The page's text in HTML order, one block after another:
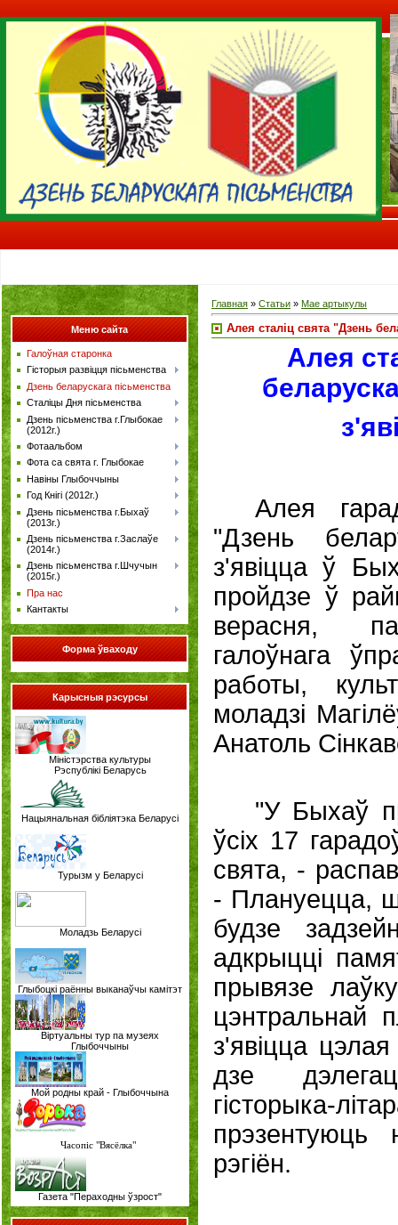
Меню сайта
Галоўная старонка
Гісторыя развіцця пісьменства
Дзень беларускага пісьменства
Сталіцы Дня пісьменства
Дзень пісьменства г.Глыбокае
(2012г.)
Фотаальбом
Фота са свята г. Глыбокае
Навіны Глыбоччыны
Год Кнігі (2012г.)
Дзень пісьменства г.Быхаў
(2013г.)
Дзень пісьменства г.Заслаўе
(2014г.)
Дзень пісьменства г.Шчучын
(2015г.)
Пра нас
Кантакты
Форма ўваходу
Карысныя рэсурсы
Міністэрства культуры
Рэспублікі Беларусь
Нацыянальная бібліятэка Беларусі
Турызм у Беларусі
Моладзь Беларусі
Глыбоцкі раённы выканаўчы камітэт
Віртуальны тур па музеях
Глыбоччыны
Мой родны край - Глыбоччына
Часопіс "Вясёлка"
Газета "Пераходны ўзрост"
Главная » Статьи » Мае артыкулы
Алея сталіц свята "Дзень
Алея
Алея
"Дзень
з'явіцца ў
пройдзе ў
верасня,
галоўнага
работы,
моладзі
Анатоль
"У Быхаў
ўсіх 17
свята, -
- Плануецца,
будзе
адкрыцці
прывязе
цэнтральнай
з'явіцца цэлая
дзе
гісторыка-
прэзентуюць
рэгіён.